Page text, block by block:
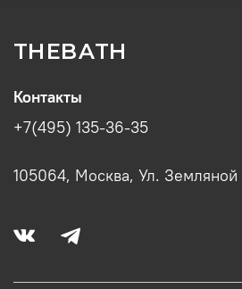
THEBATH
Контакты
+7(495) 135-36-35
105064, Москва, Ул. Земляной